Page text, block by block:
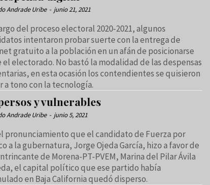
Andrade Uribe - junio 21, 2021
del proceso electoral 2020-2021, algunos
intentaron probar suerte con la entrega de
gratuito a la población en un afán de posicionarse
el electorado. No bastó la modalidad de las despensas
en esta ocasión los contendientes se quisieron
a tono con la tecnología.
y vulnerables
Andrade Uribe - junio 5, 2021
pronunciamiento que el candidato de Fuerza por
a la gubernatura, Jorge Ojeda García, hizo a favor de
de Morena-PT-PVEM, Marina del Pilar Ávila
el capital político que ese partido había
en Baja California quedó disperso.